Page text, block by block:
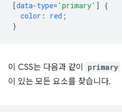
[data-type= 'primary' ]
{
color : red ;
}
이 CSS는 다음과 같이 primary
이 있는 모든 요소를 찾습니다.